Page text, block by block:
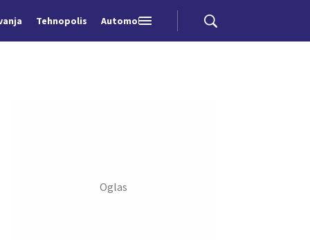
Tehnopolis Automobili